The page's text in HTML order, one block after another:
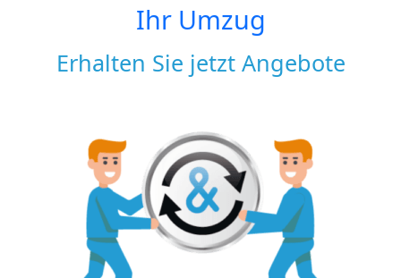
Ihr Umzug
Erhalten Sie jetzt Angebote